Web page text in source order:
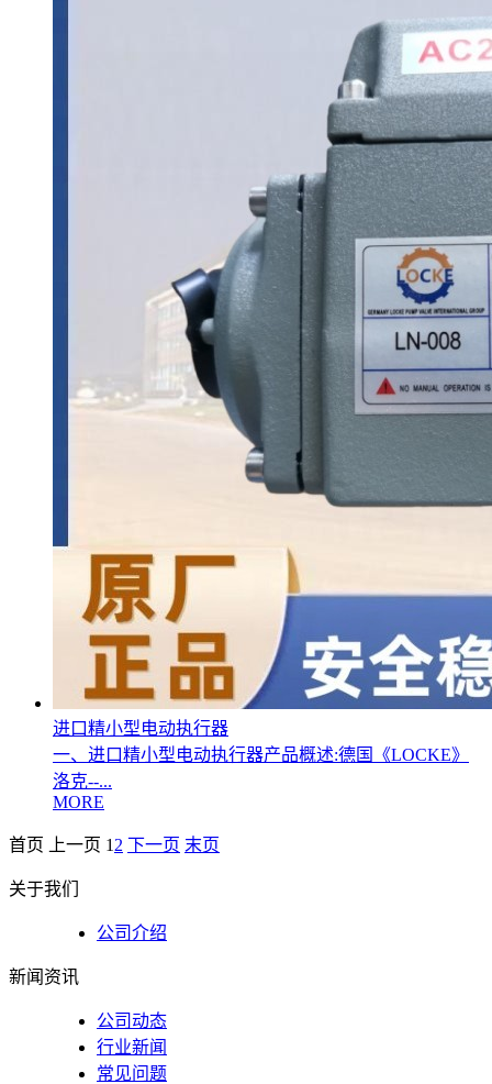
进口精小型电动执行器
一、进口精小型电动执行器产品概述:德国《LOCKE》
洛克--...
MORE
首页 上一页 1 2 下一页 末页
关于我们
公司介绍
新闻资讯
公司动态
行业新闻
常见问题